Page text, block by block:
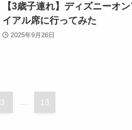
【3歳子連れ】ディズニーオ
イアル席に行ってみた
2025年9月26日
3 ... 13